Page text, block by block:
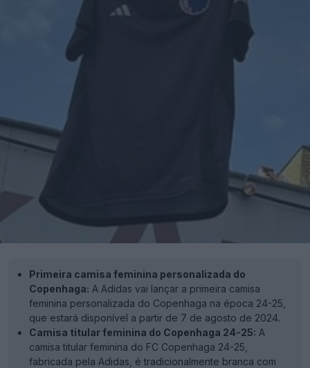
Primeira camisa feminina personalizada do
Copenhaga: A Adidas vai lançar a primeira camisa
feminina personalizada do Copenhaga na época 24-25,
que estará disponível a partir de 7 de agosto de 2024.
Camisa titular feminina do Copenhaga 24-25: A
camisa titular feminina do FC Copenhaga 24-25,
fabricada pela Adidas, é tradicionalmente branca com